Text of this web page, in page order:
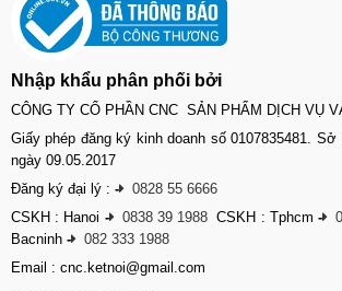
Nhập khẩu phân phối bởi
CÔNG TY CỔ PHẦN CNC SẢN PHẨM DỊCH VỤ
Giấy phép đăng ký kinh doanh số 0107835481.
ngày 09.05.2017
Đăng ký đại lý : -
0828 55 6666
CSKH : Hanoi - 0838 39 1988 CSKH : Tphcm-
Bacninh -
082 333 1988
Email : cnc.ketnoi@gmail.com